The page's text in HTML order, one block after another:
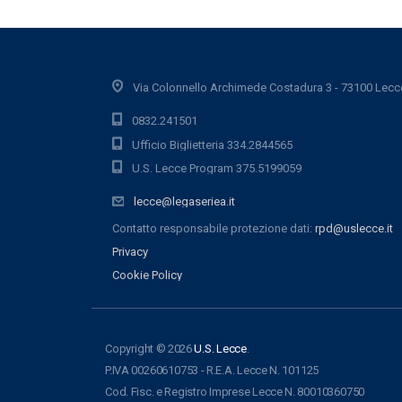
Via Colonnello Archimede Costadura 3 - 73100
0832.241501
Ufficio Biglietteria 334.2844565
U.S. Lecce Program 375.5199059
lecce@legaseriea.it
Contatto responsabile protezione dati: rpd@uslecce.it
Privacy
Cookie Policy
Copyright © 2026U.S. Lecce.
P.IVA 00260610753 - R.E.A. Lecce N. 101125
Cod. Fisc. e Registro Imprese Lecce N. 80010360750